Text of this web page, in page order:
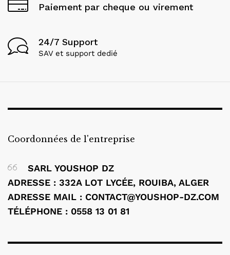
Paiement par cheque ou virement
24/7 Support
SAV et support dedié
Coordonnées de l'entreprise
SARL YOUSHOP DZ
ADRESSE : 332A LOT LYCÉE, ROUIBA, ALGER
ADRESSE MAIL : CONTACT@YOUSHOP-DZ.COM
TÉLÉPHONE : 0558 13 01 81